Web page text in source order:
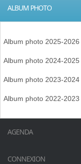
ALBUM PHOTO
Album photo 2025-2026
Album photo 2024-2025
Album photo 2023-2024
Album photo 2022-2023
AGENDA
CONNEXION